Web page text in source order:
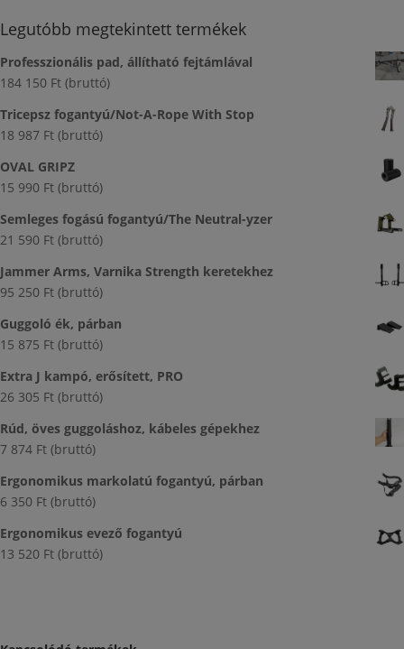
Legutóbb megtekintett termékek
Professzionális pad, állítható fejtámlával
184 150 Ft (bruttó)
Tricepsz fogantyú/Not-A-Rope With Stop
18 987 Ft (bruttó)
OVAL GRIPZ
15 990 Ft (bruttó)
Semleges fogású fogantyú/The Neutral-yzer
21 590 Ft (bruttó)
Jammer Arms, Varnika Strength keretekhez
95 250 Ft (bruttó)
Guggoló ék, párban
15 875 Ft (bruttó)
Extra J kampó, erősített, PRO
26 305 Ft (bruttó)
Rúd, öves guggoláshoz, kábeles gépekhez
7 874 Ft (bruttó)
Ergonomikus markolatú fogantyú, párban
6 350 Ft (bruttó)
Ergonomikus evező fogantyú
13 520 Ft (bruttó)